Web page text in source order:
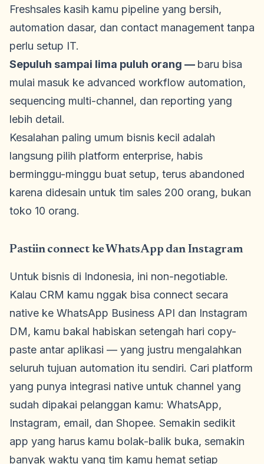
Freshsales kasih kamu pipeline yang bersih,
automation dasar, dan contact management tanpa
perlu setup IT.
Sepuluh sampai lima puluh orang — baru bisa
mulai masuk ke advanced workflow automation,
sequencing multi-channel, dan reporting yang
lebih detail.
Kesalahan paling umum bisnis kecil adalah
langsung pilih platform enterprise, habis
berminggu-minggu buat setup, terus abandoned
karena didesain untuk tim sales 200 orang, bukan
toko 10 orang.
Pastiin connect ke WhatsApp dan Instagram
Untuk bisnis di Indonesia, ini non-negotiable.
Kalau CRM kamu nggak bisa connect secara
native ke WhatsApp Business API dan Instagram
DM, kamu bakal habiskan setengah hari copy-
paste antar aplikasi — yang justru mengalahkan
seluruh tujuan automation itu sendiri. Cari platform
yang punya integrasi native untuk channel yang
sudah dipakai pelanggan kamu: WhatsApp,
Instagram, email, dan Shopee. Semakin sedikit
app yang harus kamu bolak-balik buka, semakin
banyak waktu yang tim kamu hemat setiap